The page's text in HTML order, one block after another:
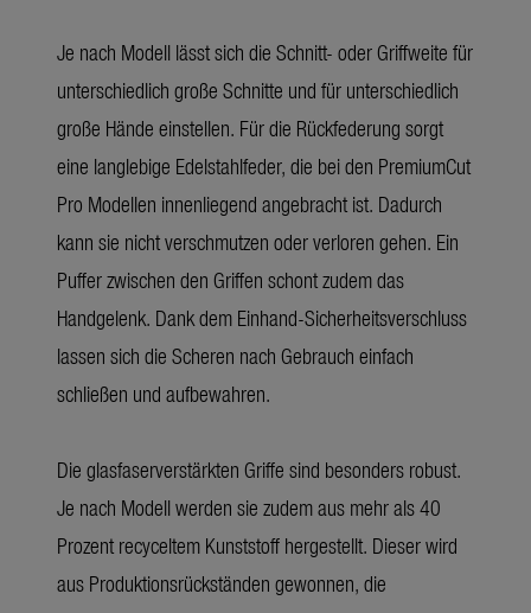
Je nach Modell lässt sich die Schnitt- oder Griffweite für
unterschiedlich große Schnitte und für unterschiedlich
große Hände einstellen. Für die Rückfederung sorgt
eine langlebige Edelstahlfeder, die bei den PremiumCut
Pro Modellen innenliegend angebracht ist. Dadurch
kann sie nicht verschmutzen oder verloren gehen. Ein
Puffer zwischen den Griffen schont zudem das
Handgelenk. Dank dem Einhand-Sicherheitsverschluss
lassen sich die Scheren nach Gebrauch einfach
schließen und aufbewahren.
Die glasfaserverstärkten Griffe sind besonders robust.
Je nach Modell werden sie zudem aus mehr als 40
Prozent recyceltem Kunststoff hergestellt. Dieser wird
aus Produktionsrückständen gewonnen, die